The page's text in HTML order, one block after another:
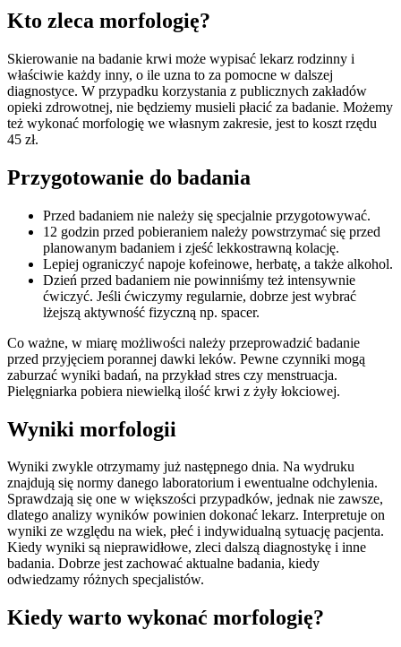
Kto zleca morfologię?
Skierowanie na badanie krwi może wypisać lekarz rodzinny i
właściwie każdy inny, o ile uzna to za pomocne w dalszej
diagnostyce. W przypadku korzystania z publicznych zakładów
opieki zdrowotnej, nie będziemy musieli płacić za badanie. Możemy
też wykonać morfologię we własnym zakresie, jest to koszt rzędu
45 zł.
Przygotowanie do badania
Przed badaniem nie należy się specjalnie przygotowywać.
12 godzin przed pobieraniem należy powstrzymać się przed
planowanym badaniem i zjeść lekkostrawną kolację.
Lepiej ograniczyć napoje kofeinowe, herbatę, a także alkohol.
Dzień przed badaniem nie powinniśmy też intensywnie
ćwiczyć. Jeśli ćwiczymy regularnie, dobrze jest wybrać
lżejszą aktywność fizyczną np. spacer.
Co ważne, w miarę możliwości należy przeprowadzić badanie
przed przyjęciem porannej dawki leków. Pewne czynniki mogą
zaburzać wyniki badań, na przykład stres czy menstruacja.
Pielęgniarka pobiera niewielką ilość krwi z żyły łokciowej.
Wyniki morfologii
Wyniki zwykle otrzymamy już następnego dnia. Na wydruku
znajdują się normy danego laboratorium i ewentualne odchylenia.
Sprawdzają się one w większości przypadków, jednak nie zawsze,
dlatego analizy wyników powinien dokonać lekarz. Interpretuje on
wyniki ze względu na wiek, płeć i indywidualną sytuację pacjenta.
Kiedy wyniki są nieprawidłowe, zleci dalszą diagnostykę i inne
badania. Dobrze jest zachować aktualne badania, kiedy
odwiedzamy różnych specjalistów.
Kiedy warto wykonać morfologię?